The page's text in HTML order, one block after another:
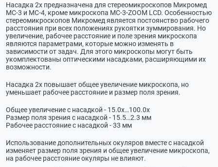
Насадка 2х предназначена для стереомикроскопов Микромед
МС-3 и МС-4, кроме микроскопа МС-3-ZOOM LCD. Особенностью
стереомикроскопов Микромед является постоянство рабочего
расстояния при всех положениях рукоятки зуммирования. Но
увеличение, рабочее расстояние и поле зрения микроскопа
являются параметрами, которые можно изменять в
зависимости от задач. Для этого микроскопы могут быть
укомплектованы оптическими насадками, расширяющими их
возможности.
Насадка 2х повышает общее увеличение микроскопа, но
уменьшает рабочее расстояние и размер поля зрения.
Общее увеличение с насадкой - 15.0х…100.0х
Размер поля зрения с насадкой - 15.5…2.3 мм
Рабочее расстояние с насадкой - 33 мм
Использование дополнительных окуляров вместе с насадкой
изменяет размер поля зрения и общее увеличение микроскопа,
на рабочее расстояние окуляры не влияют.